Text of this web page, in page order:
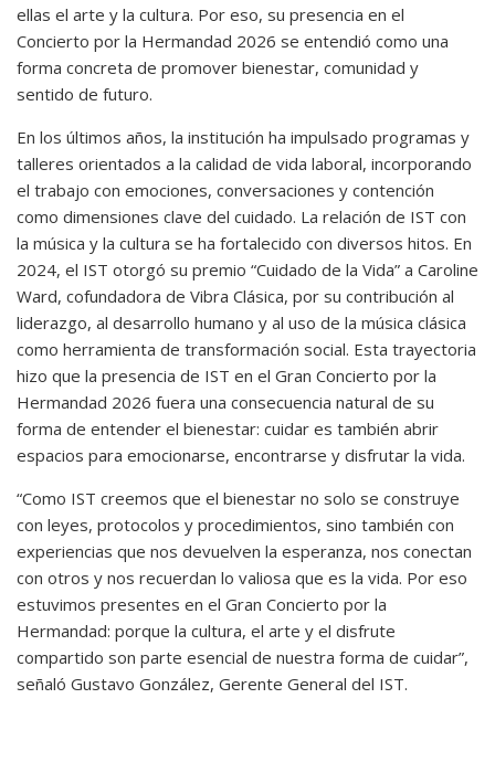
ellas el arte y la cultura. Por eso, su presencia en el
Concierto por la Hermandad 2026 se entendió como una
forma concreta de promover bienestar, comunidad y
sentido de futuro.
En los últimos años, la institución ha impulsado programas y
talleres orientados a la calidad de vida laboral, incorporando
el trabajo con emociones, conversaciones y contención
como dimensiones clave del cuidado. La relación de IST con
la música y la cultura se ha fortalecido con diversos hitos. En
2024, el IST otorgó su premio “Cuidado de la Vida” a Caroline
Ward, cofundadora de Vibra Clásica, por su contribución al
liderazgo, al desarrollo humano y al uso de la música clásica
como herramienta de transformación social. Esta trayectoria
hizo que la presencia de IST en el Gran Concierto por la
Hermandad 2026 fuera una consecuencia natural de su
forma de entender el bienestar: cuidar es también abrir
espacios para emocionarse, encontrarse y disfrutar la vida.
“Como IST creemos que el bienestar no solo se construye
con leyes, protocolos y procedimientos, sino también con
experiencias que nos devuelven la esperanza, nos conectan
con otros y nos recuerdan lo valiosa que es la vida. Por eso
estuvimos presentes en el Gran Concierto por la
Hermandad: porque la cultura, el arte y el disfrute
compartido son parte esencial de nuestra forma de cuidar”,
señaló Gustavo González, Gerente General del IST.